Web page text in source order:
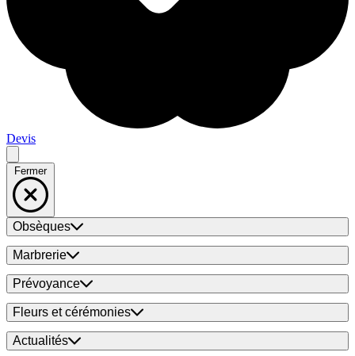
Devis
Fermer
Obsèques
Marbrerie
Prévoyance
Fleurs et cérémonies
Actualités